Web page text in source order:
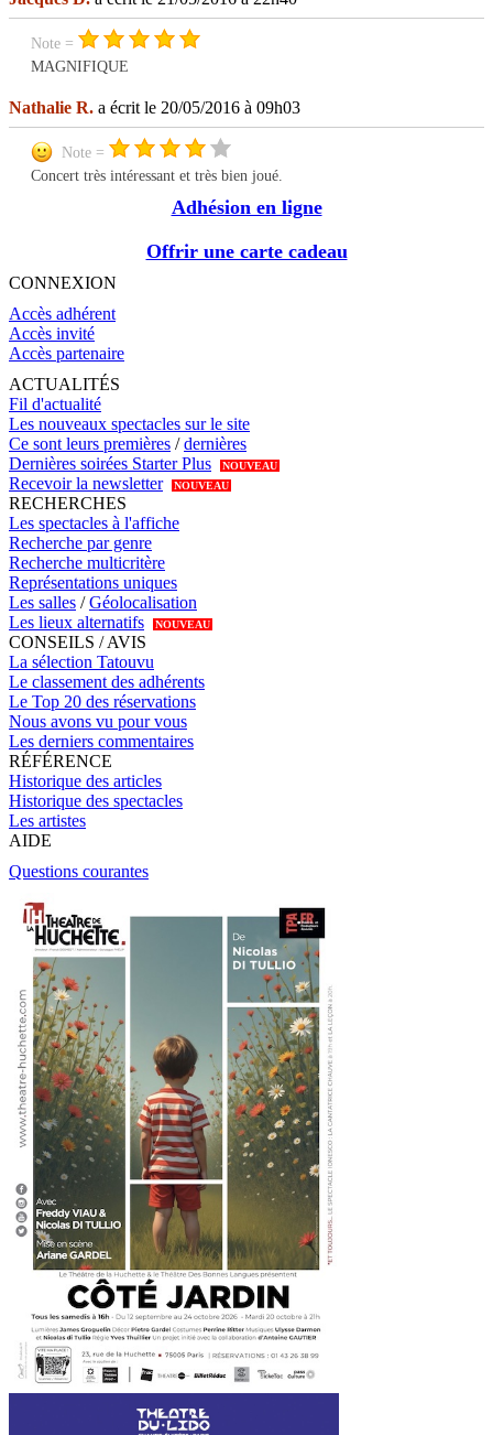
Note =
MAGNIFIQUE
Nathalie R. a écrit le 20/05/2016 à 09h03
Note =
Concert très intéressant et très bien joué.
Adhésion en ligne
Offrir une carte cadeau
CONNEXION
Accès adhérent
Accès invité
Accès partenaire
ACTUALITÉS
Fil d'actualité
Les nouveaux spectacles sur le site
Ce sont leurs premières /dernières
Dernières soirées Starter Plus
NOUVEAU
Recevoir la newsletter NOUVEAU
RECHERCHES
Les spectacles à l'affiche
Recherche par genre
Recherche multicritère
Représentations uniques
Les salles /Géolocalisation
Les lieux alternatifs
NOUVEAU
CONSEILS / AVIS
La sélection Tatouvu
Le classement des adhérents
Le Top 20 des réservations
Nous avons vu pour vous
Les derniers commentaires
RÉFÉRENCE
Historique des articles
Historique des spectacles
Les artistes
AIDE
Questions courantes